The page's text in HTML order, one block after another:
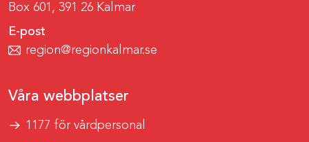
Box 601, 391 26 Kalmar
E-post
region@regionkalmar.se
Våra webbplatser
1177 för vårdpersonal